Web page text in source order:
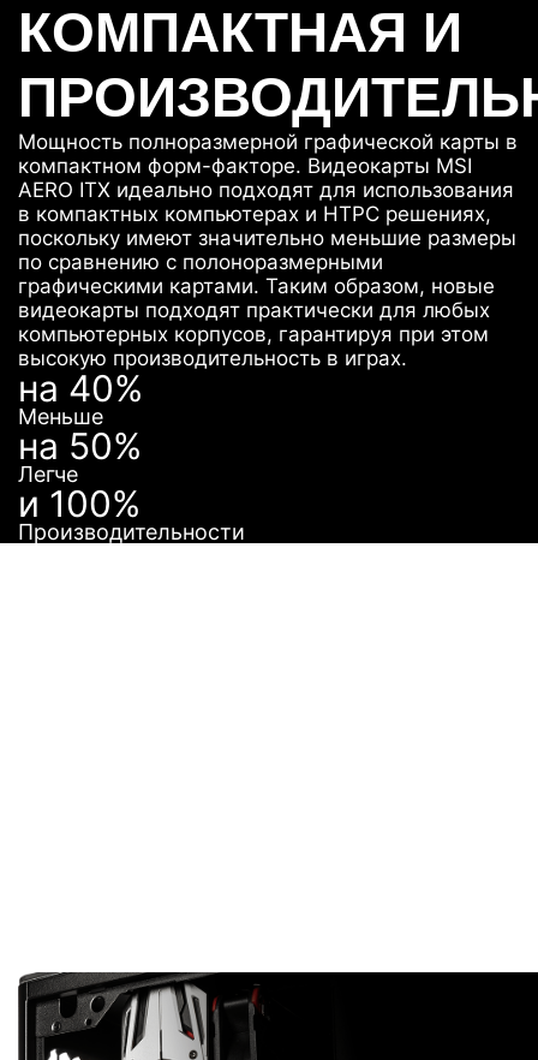
КОМПАКТНАЯ И
Мощность полноразмерной графической карты в
компактном форм-факторе. Видеокарты MSI
AERO ITX идеально подходят для использования
в компактных компьютерах и HTPC решениях,
поскольку имеют значительно меньшие размеры
по сравнению с полоноразмерными
графическими картами. Таким образом, новые
видеокарты подходят практически для любых
компьютерных корпусов, гарантируя при этом
высокую производительность в играх.
на 40%
Меньше
на 50%
Легче
и 100%
Производительности